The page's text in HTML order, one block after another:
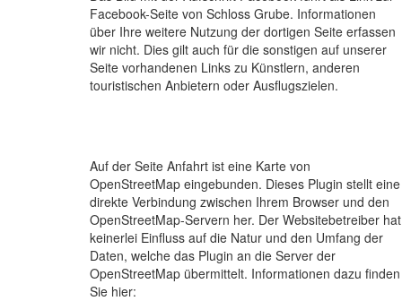
Facebook-Seite von Schloss Grube. Informationen
über Ihre weitere Nutzung der dortigen Seite erfassen
wir nicht. Dies gilt auch für die sonstigen auf unserer
Seite vorhandenen Links zu Künstlern, anderen
touristischen Anbietern oder Ausflugszielen.
Auf der Seite Anfahrt ist eine Karte von
OpenStreetMap eingebunden. Dieses Plugin stellt eine
direkte Verbindung zwischen Ihrem Browser und den
OpenStreetMap-Servern her. Der Websitebetreiber hat
keinerlei Einfluss auf die Natur und den Umfang der
Daten, welche das Plugin an die Server der
OpenStreetMap übermittelt. Informationen dazu finden
Sie hier: